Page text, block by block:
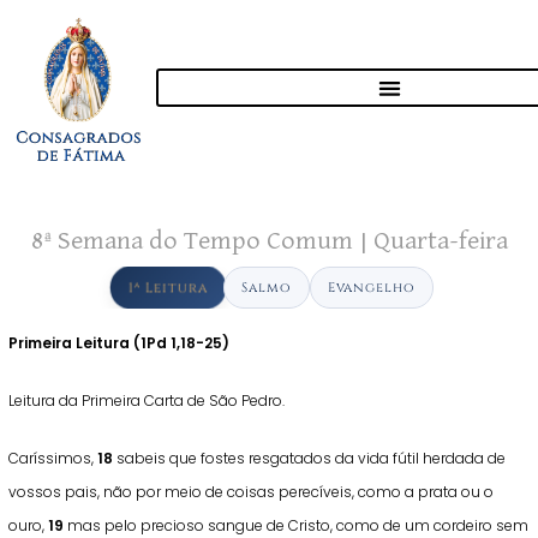
8ª Semana do Tempo Comum | Quarta-feira
1ª Leitura Salmo Evangelho
Primeira Leitura (1Pd 1,18-25)
Leitura da Primeira Carta de São Pedro.
Caríssimos,18 sabeis que fostes resgatados da vida fútil herdada de
vossos pais, não por meio de coisas perecíveis, como a prata ou o
ouro,19 mas pelo precioso sangue de Cristo, como de um cordeiro sem